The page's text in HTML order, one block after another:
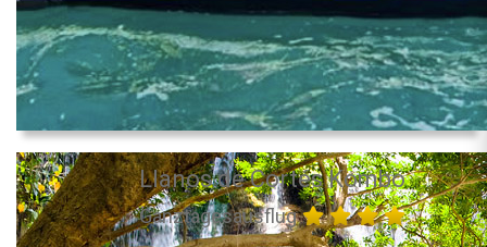
Llanos de Cortés Kombo
Ganztagesausflug